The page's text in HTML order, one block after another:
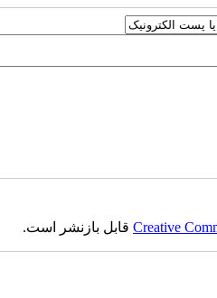
Creativeقابل بازنشر است.